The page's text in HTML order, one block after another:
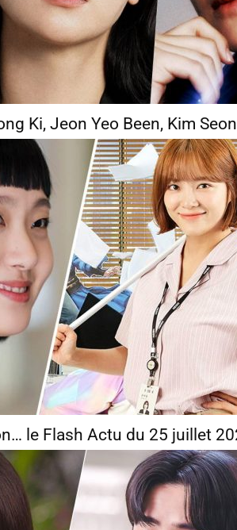
Ki, Jeon Yeo Been, Kim
le Flash Actu du 25 juillet